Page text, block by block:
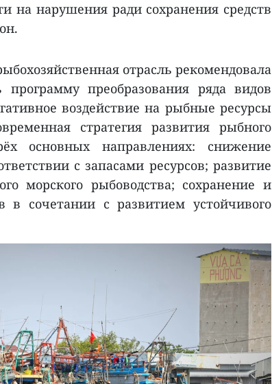
на нарушения ради сохранения средств
отрасль рекомендовала
программу преобразования ряда видов
воздействие на рыбные ресурсы
стратегия развития рыбного
основных направлениях: снижение
с запасами ресурсов; развитие
морского рыбоводства; сохранение и
в сочетании с развитием устойчивого